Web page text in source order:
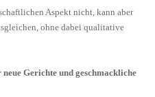
Aspekt nicht, kann aber
ohne dabei qualitative
Gerichte und geschmackliche